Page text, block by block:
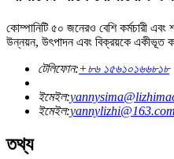
কোম্পানিটি ৫০ জনেরও বেশি কর্মচারী
উন্নয়ন, উৎপাদন এবং বিক্রয়কে একীভূত
টেলিফোন:+৮৬ ১৫৬১০১৬৬৮১৮
ইমেইল:
ইমেইল:yannylizhi@163.com
তথ্য